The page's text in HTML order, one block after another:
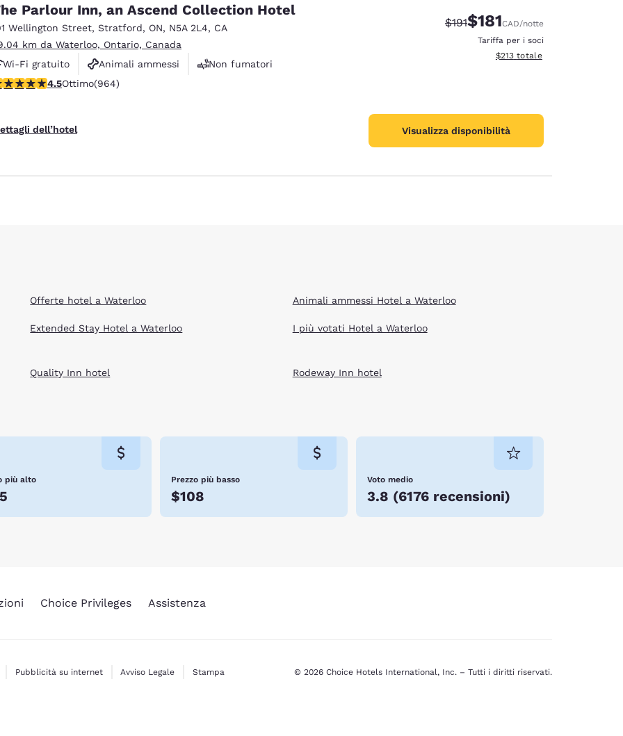
Parlour Inn, an Ascend Collection Hotel
Wellington Street, Stratford, ON, N5A 2L4, CA
km da Waterloo, Ontario, Canada
Wi-Fi gratuito
Animali ammessi
Non fumatori
di 4.46 stelle. Ottimo. 964 recensioni
4.5Ottimo(964)
dell’hotel
Tariffa di barratura:
$191Tariffa scontata:
$181CAD/notte
Tariffa per i soci
Visualizza i dettagli totali
$213 totale
Visualizza disponibilità
Offerte hotel a Waterloo
Extended Stay Hotel a Waterloo
Animali ammessi Hotel a Waterloo
I più votati Hotel a Waterloo
Quality Inn hotel Rodeway Inn hotel
più alto Prezzo più basso
$108
Voto medio
3.8 (6176 recensioni)
Choice Privileges Assistenza
Pubblicità su internet Avviso Legale Stampa © 2026 Choice Hotels International, Inc. – Tutti i diritti riservati.